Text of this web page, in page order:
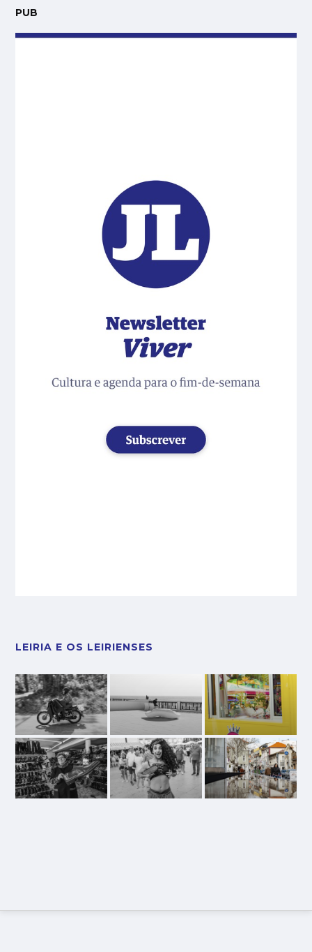
PUB
LEIRIA E OS LEIRIENSES